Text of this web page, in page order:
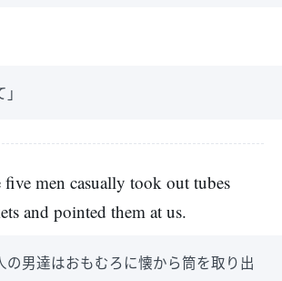
men casually took out tubes
and pointed them at us.
の男達はおもむろに懐から筒を取り出